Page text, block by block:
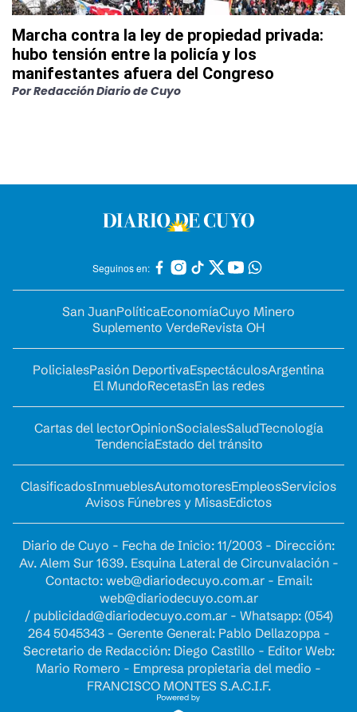
Marcha contra la ley de propiedad privada:
hubo tensión entre la policía y los
manifestantes afuera del Congreso
PorRedacción Diario de Cuyo
Seguinos en:
San JuanPolíticaEconomíaCuyo Minero
Suplemento VerdeRevista OH
PolicialesPasión DeportivaEspectáculosArgentina
El MundoRecetasEn las redes
Cartas del lectorOpinionSocialesSaludTecnología
TendenciaEstado del tránsito
ClasificadosInmueblesAutomotoresEmpleosServicios
Avisos Fúnebres y MisasEdictos
Diario de Cuyo - Fecha de Inicio: 11/2003 - Dirección:
Av. Alem Sur 1639. Esquina Lateral de Circunvalación -
Contacto: web@diariodecuyo.com.ar- Email:
web@diariodecuyo.com.ar
/ publicidad@diariodecuyo.com.ar- Whatsapp: (054)
264 5045343 - Gerente General: Pablo Dellazoppa -
Secretario de Redacción: Diego Castillo - Editor Web:
Mario Romero - Empresa propietaria del medio -
FRANCISCO MONTES S.A.C.I.F.